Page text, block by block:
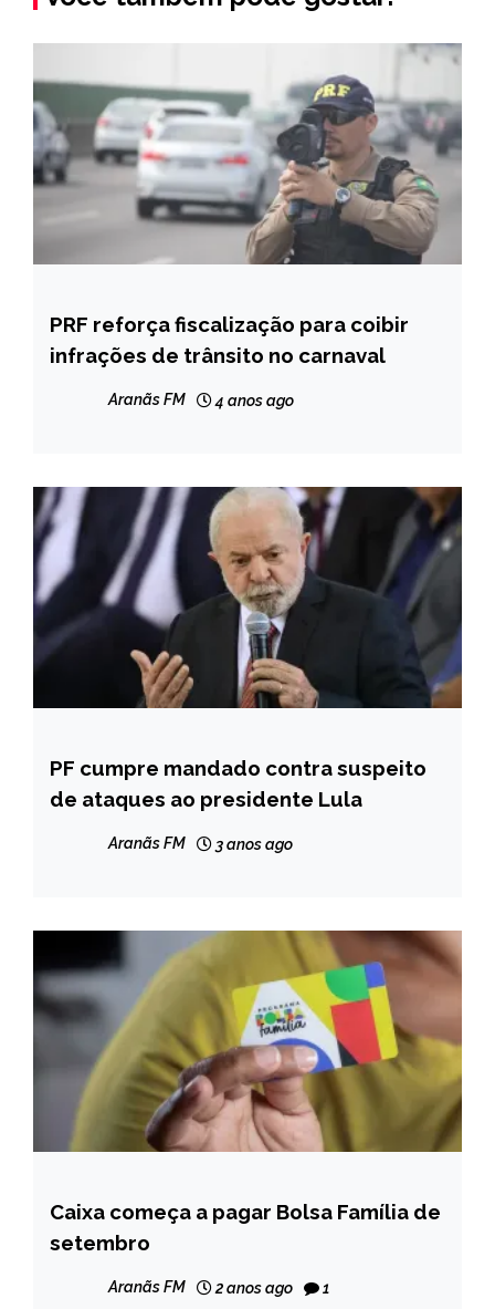
BRASIL
NOTÍCIAS
PRF reforça fiscalização para coibir
infrações de trânsito no carnaval
Aranãs FM 4 anos ago
BRASIL
NOTÍCIAS
PF cumpre mandado contra suspeito
de ataques ao presidente Lula
Aranãs FM 3 anos ago
BRASIL
NOTÍCIAS
Caixa começa a pagar Bolsa Família de
setembro
Aranãs FM 2 anos ago 1